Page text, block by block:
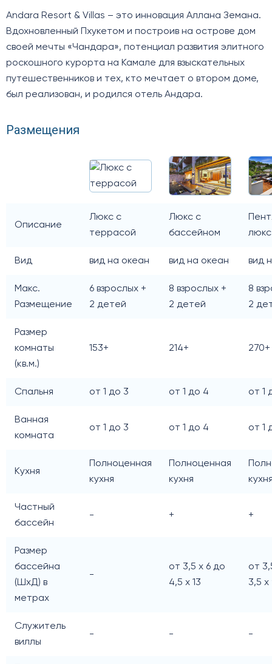
Andara Resort & Villas – это инновация Аллана Земана.
Вдохновленный Пхукетом и построив на острове дом
своей мечты «Чандара», потенциал развития элитного
роскошного курорта на Камале для взыскательных
путешественников и тех, кто мечтает о втором доме,
был реализован, и родился отель Андара.
Размещения
Описание
Люкс с
террасой
Люкс с
бассейном
люкс
Вид вид на океан вид на океан вид
Макс.
Размещение
6 взрослых +
2 детей
8 взрослых +
2 детей
8
2
Размер
комнаты
(кв.м.)
153+ 214+ 270+
Спальня от 1 до 3 от 1 до 4 от 1
Ванная
комната
от 1 до 3 от 1 до 4 от 1
Кухня
Полноценная
кухня
Полноценная
кухня
Частный
бассейн
- + +
Размер
бассейна
(ШxД) в
метрах
-
от 3,5 х 6 до
4,5 х 13
от
3,5 х
Служитель
виллы
- - -